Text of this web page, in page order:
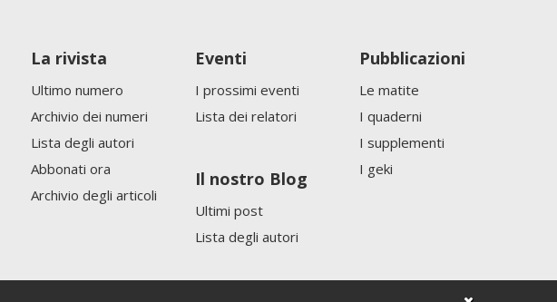
La rivista
Ultimo numero
Archivio dei numeri
Lista degli autori
Abbonati ora
Archivio degli articoli
Eventi
I prossimi eventi
Lista dei relatori
Il nostro Blog
Ultimi post
Lista degli autori
Pubblicazioni
Le matite
I quaderni
I supplementi
I geki